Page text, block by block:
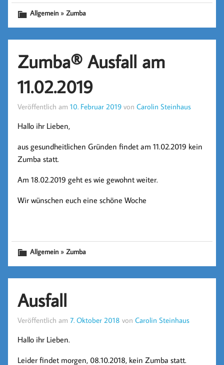
Allgemein »Zumba
Zumba® Ausfall am
11.02.2019
Veröffentlich am10. Februar 2019 vonCarolin Steinhaus
Hallo ihr Lieben,
aus gesundheitlichen Gründen findet am 11.02.2019 kein
Zumba statt.
Am 18.02.2019 geht es wie gewohnt weiter.
Wir wünschen euch eine schöne Woche
Allgemein »Zumba
Ausfall
Veröffentlich am7. Oktober 2018 vonCarolin Steinhaus
Hallo ihr Lieben.
Leider findet morgen, 08.10.2018, kein Zumba statt.